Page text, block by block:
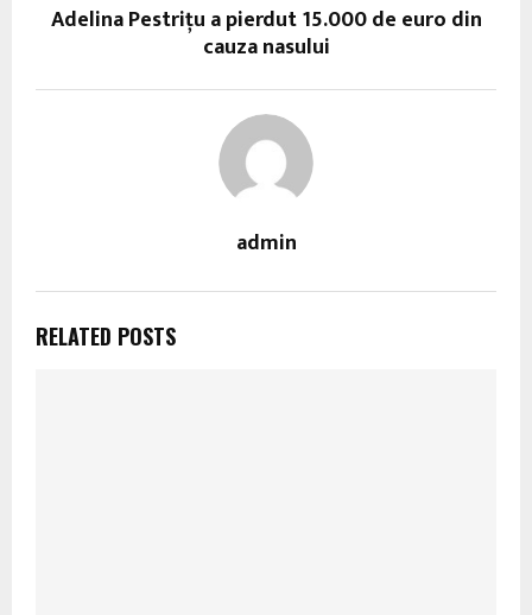
Adelina Pestrițu a pierdut 15.000 de euro din
cauza nasului
admin
RELATED POSTS